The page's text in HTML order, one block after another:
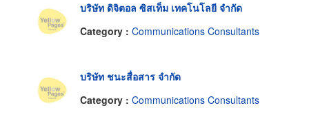
บริษัท ดิจิตอล ซิสเท็ม เทคโนโลยี จำกัด
Category : Communications Consultants
บริษัท ชนะสื่อสาร จำกัด
Category : Communications Consultants